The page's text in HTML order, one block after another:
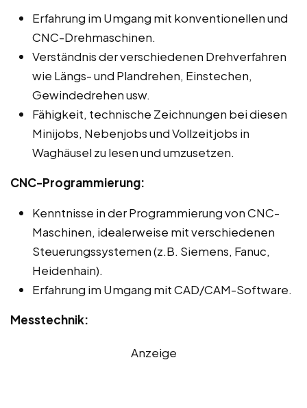
Erfahrung im Umgang mit konventionellen und
CNC-Drehmaschinen.
Verständnis der verschiedenen Drehverfahren
wie Längs- und Plandrehen, Einstechen,
Gewindedrehen usw.
Fähigkeit, technische Zeichnungen bei diesen
Minijobs, Nebenjobs und Vollzeitjobs in
Waghäusel zu lesen und umzusetzen.
CNC-Programmierung:
Kenntnisse in der Programmierung von CNC-
Maschinen, idealerweise mit verschiedenen
Steuerungssystemen (z.B. Siemens, Fanuc,
Heidenhain).
Erfahrung im Umgang mit CAD/CAM-Software.
Messtechnik:
Anzeige